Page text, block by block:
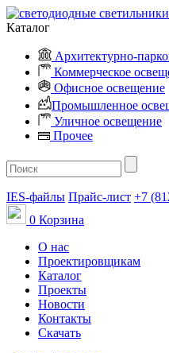
Каталог
Архитектурно-
Коммерческое
Офисное освещение
Промышленное
Уличное освещение
Прочее
IES-файлы Прайс-лист +7
0 Корзина
О нас
Проектировщикам
Каталог
Проекты
Новости
Контакты
Скачать